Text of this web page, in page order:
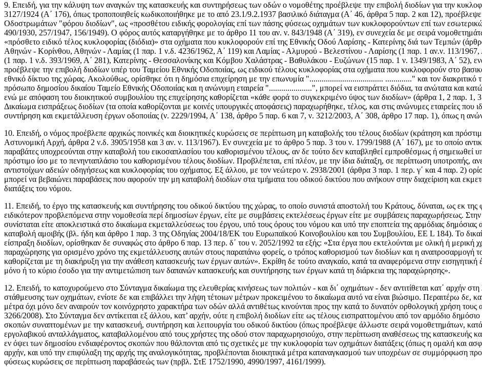
9. Επειδή, για την κάλυψη των αναγκών της κατασκευής και συντηρήσεως των οδών ο νομοθέτης προέβλεψε την επιβολή διοδίων για την
3127/1924 (Α΄ 176), όπως τροποποιηθείς κωδικοποιήθηκε με το από 23.1/9.2.1937 βασιλικό διάταγμα (Α΄ 46, άρθρα 5 παρ. 2 και 12),
Οδοστρωμάτων "φόρου διοδίων", ως «προσθέτου ειδικής φορολογίας επί των πάσης φύσεως οχημάτων των κυκλοφορούντων επί των
490/1930, 257/1947, 156/1949). Ο φόρος αυτός καταργήθηκε με το άρθρο 11 του αν. ν. 843/1948 (Α΄ 319), εν συνεχεία δε με σειρά
«πρόσθετο ειδικό τέλος κυκλοφορίας (διόδια)» στα οχήματα που κυκλοφορούν επί της Εθνικής Οδού Λαρίσης - Κατερίνης διά των Τεμπών
Αθηνών - Κορίνθου, Αθηνών - Λαμίας (1 παρ. 1 ν.δ. 4236/1962, Α΄ 119) και Λαμίας - Αλμυρού - Βελεστίνου - Λαρίσης (1 παρ. 1 αν.ν. 113/
(1 παρ. 1 ν.δ. 393/1969, Α΄ 281), Κατερίνης - Θεσσαλονίκης και Κόμβου Χαλάστρας - Βαθυλάκου - Ευζώνων (15 παρ. 1 ν. 1349/1983, Α΄ 52),
προέβλεψε την επιβολή διοδίων υπέρ του Ταμείου Εθνικής Οδοποιίας, ως ειδικού τέλους κυκλοφορίας στα οχήματα που κυκλοφορούν στο
εθνικό δίκτυο της χώρας. Ακολούθως, ορίσθηκε ότι η δημόσια επιχείρηση με την επωνυμία ".................................... ............." και τον
πρόσωπο δημοσίου δικαίου Ταμείο Εθνικής Οδοποιίας και η ανώνυμη εταιρεία ".....................", μπορεί να εισπράττει διόδια, τα ανώτατα και
ενώ με απόφαση του διοικητικού συμβουλίου της επιχείρησης καθορίζεται «κάθε φορά το συγκεκριμένο ύψος των διοδίων» (άρθρα 1, 2 παρ.
Δικαίωμα εισπράξεως διοδίων (τα οποία καθορίζονται με κοινές υπουργικές αποφάσεις) παραχωρήθηκε, τέλος, και στις ανώνυμες εταιρείες
συντήρηση και εκμετάλλευση έργων οδοποιίας (ν. 2229/1994, Α΄ 138, άρθρο 5 παρ. 6 και 7, ν. 3212/2003, Α΄ 308, άρθρο 17 παρ. 1), όπως η
10. Επειδή, ο νόμος προέβλεπε αρχικώς ποινικές και διοικητικές κυρώσεις σε περίπτωση μη καταβολής του τέλους διοδίων (κράτηση και
Αστυνομική Αρχή, άρθρα 2 ν.δ. 3905/1958 και 3 αν. ν. 113/1967). Εν συνεχεία με το άρθρο 5 παρ. 3 του ν. 1799/1988 (Α΄ 167), με το οποίο
παραβάτες υποχρεούνται στην καταβολή του εικοσαπλασίου του καθορισμένου τέλους, αν δε τούτο δεν καταβληθεί εμπροθέσμως ή σημειωθεί
πρόστιμο ίσο με το πενηνταπλάσιο του καθορισμένου τέλους διοδίων. Προβλέπεται, επί πλέον, με την ίδια διάταξη, σε περίπτωση υποτροπής,
αντιστοίχων αδειών οδηγήσεως και κυκλοφορίας του οχήματος. Εξ άλλου, με τον νεώτερο ν. 2938/2001 (άρθρα 3 παρ. 1 περ. γ΄ και 4 παρ. 2)
μπορεί να βεβαιώνει παραβάσεις που αφορούν την μη καταβολή διοδίων στα τμήματα του οδικού δικτύου που ανήκουν στην διαχείριση και
διατάξεις του νόμου.
11. Επειδή, το έργο της κατασκευής και συντήρησης του οδικού δικτύου της χώρας, το οποίο συνιστά αποστολή του Κράτους, δύναται, ως εκ της
ειδικότερον προβλεπόμενα στην νομοθεσία περί δημοσίων έργων, είτε με συμβάσεις εκτελέσεως έργων είτε με συμβάσεις παραχωρήσεως.
συνίσταται είτε αποκλειστικά στο δικαίωμα εκμεταλλεύσεως του έργου, υπό τους όρους του νόμου και υπό την εποπτεία της αρμόδιας
καταβολή αμοιβής (βλ. ήδη και άρθρο 1 παρ. 3 της Οδηγίας 2004/18/ΕΚ του Ευρωπαϊκού Κοινοβουλίου και του Συμβουλίου, ΕΕ L 184). Το
είσπραξη διοδίων, ορίσθηκαν δε συναφώς στο άρθρο 6 παρ. 13 περ. δ΄ του ν. 2052/1992 τα εξής: «Στα έργα που εκτελούνται με ολική ή μερική
παραχώρησης για ορισμένο χρόνο της εκμετάλλευσης αυτών στους παραπάνω φορείς, ο τρόπος καθορισμού των διοδίων και η αναπροσαρμογή
καθορίζεται με τη διακήρυξη για την ανάθεση κατασκευής των έργων αυτών». Εκρίθη δε τούτο αναγκαίο, κατά τα αναφερόμενα στην εισηγητική
μόνο ή το κύριο έσοδο για την αντιμετώπιση των δαπανών κατασκευής και συντήρησης των έργων κατά τη διάρκεια της παραχώρησης».
12. Επειδή, το κατοχυρούμενο στο Σύνταγμα δικαίωμα της ελευθερίας κινήσεως των πολιτών - και δι΄ οχημάτων - δεν αντιτίθεται κατ΄ αρχήν
στάθμευσης των οχημάτων, ενίοτε δε και επιβάλλει την λήψη τέτοιων μέτρων προκειμένου το δικαίωμα αυτό να είναι βιώσιμο. Περαιτέρω δε,
μέτρα όχι μόνο δεν αναιρούν τον κοινόχρηστο χαρακτήρα των οδών αλλά αντιθέτως κινούνται προς την κατά το δυνατόν ορθολογική χρήση
3266/2008). Στο Σύνταγμα δεν αντίκειται εξ άλλου, κατ’ αρχήν, ούτε η επιβολή διοδίων είτε ως τέλους εισπραττομένου από τον αρμόδιο
σκοπών συναπτομένων με την κατασκευή, συντήρηση και λειτουργία του οδικού δικτύου (όπως προέβλεψε άλλωστε σειρά νομοθετημάτων,
εργολαβικού ανταλλάγματος, καταβαλλομένου από τους χρήστες της οδού στον παραχωρησιούχο, στην περίπτωση αναθέσεως της κατασκευής
εν όψει των δημοσίου ενδιαφέροντος σκοπών που θάλπονται από τις σχετικές με την κυκλοφορία των οχημάτων διατάξεις (όπως η ομαλή και
αρχήν, και υπό την επιφύλαξη της αρχής της αναλογικότητας, προβλέπονται διοικητικά μέτρα καταναγκασμού των υποχρέων σε συμμόρφωση προς
φύσεως κυρώσεις σε περίπτωση παραβάσεώς των (πρβλ. ΣτΕ 1752/1990, 4990/1997, 4161/1999).